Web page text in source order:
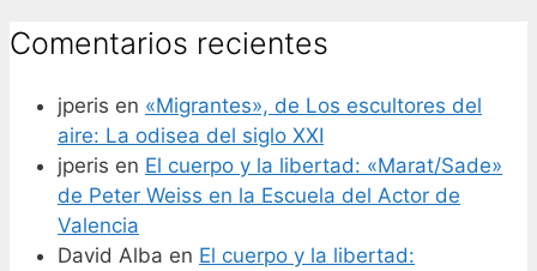
Comentarios recientes
jperis en «Migrantes», de Los escultores del
aire: La odisea del siglo XXI
jperis en El cuerpo y la libertad: «Marat/Sade»
de Peter Weiss en la Escuela del Actor de
Valencia
David Alba en El cuerpo y la libertad: